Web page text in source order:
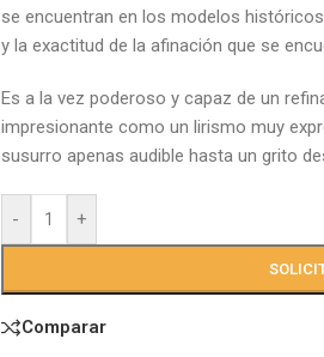
se encuentran en los modelos
y la exactitud de la afinación que se
Es a la vez poderoso y capaz de un
impresionante como un lirismo muy
susurro apenas audible hasta un grito
- +
Comparar